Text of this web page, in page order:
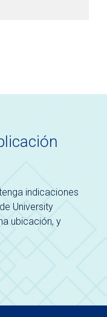
indicaciones
University
ubicación, y